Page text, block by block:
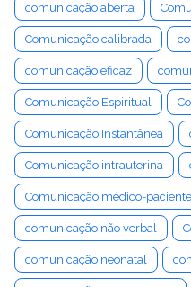
comunicação aberta
Comunicação calibrada
comunicação eficaz
Comunicação Espiritual
Comunicação Instantânea
Comunicação intrauterina
Comunicação médico-paciente
comunicação não verbal
comunicação neonatal